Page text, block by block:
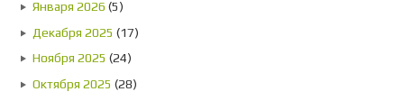
Января 2026 (5)
Декабря 2025 (17)
Ноября 2025 (24)
Октября 2025 (28)